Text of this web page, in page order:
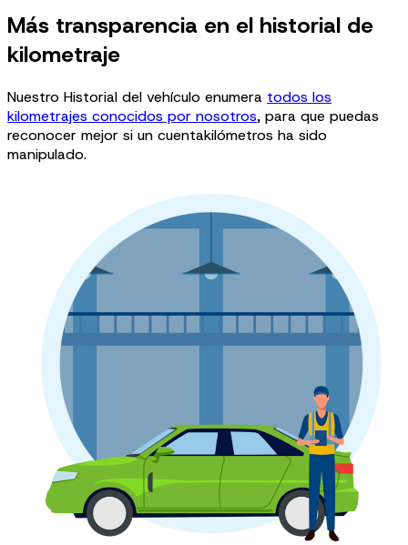
Más transparencia en el historial de
kilometraje
Nuestro Historial del vehículo enumera todos los
kilometrajes conocidos por nosotros, para que puedas
reconocer mejor si un cuentakilómetros ha sido
manipulado.